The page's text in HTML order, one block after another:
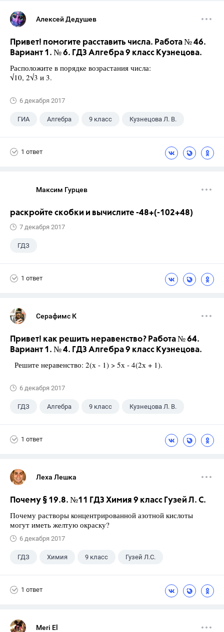
Алексей Дедушев
Привет! помогите расставить числа. Работа № 46.
Вариант 1. № 6. ГДЗ Алгебра 9 класс Кузнецова.
Расположите в порядке возрастания числа:
√10, 2√3 и 3.
6 декабря 2017
ГИА Алгебра 9 класс Кузнецова Л. В.
1 ответ
Максим Гурцев
раскройте скобки и вычислите -48+(-102+48)
7 декабря 2017
ГДЗ
1 ответ
Серафимс К
Привет! как решить неравенство? Работа № 64.
Вариант 1. № 4. ГДЗ Алгебра 9 класс Кузнецова.
Решите неравенство: 2(х - 1) > 5х - 4(2х + 1).
6 декабря 2017
ГДЗ Алгебра 9 класс Кузнецова Л. В.
1 ответ
Леха Лешка
Почему § 19.8. №11 ГДЗ Химия 9 класс Гузей Л. С.
Почему растворы концентрированной азотной кислоты
могут иметь желтую окраску?
6 декабря 2017
ГДЗ Химия 9 класс Гузей Л.С.
1 ответ
Meri El